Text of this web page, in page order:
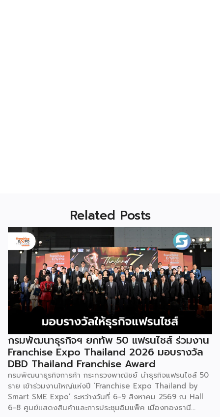
Related Posts
กรมพัฒนาธุรกิจฯ ยกทัพ 50 แฟรนไชส์ ร่วมงาน
Franchise Expo Thailand 2026 มอบรางวัล
DBD Thailand Franchise Award
กรมพัฒนาธุรกิจการค้า กระทรวงพาณิชย์ นำธุรกิจแฟรนไชส์ 50
ราย เข้าร่วมงานใหญ่แห่งปี ‘Franchise Expo Thailand by
Smart SME Expo’ ระหว่างวันที่ 6-9 สิงหาคม 2569 ณ Hall
6-8 ศูนย์แสดงสินค้าและการประชุมอิมแพ็ค เมืองทองธานี